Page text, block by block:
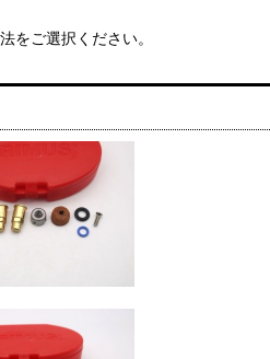
をご選択ください。